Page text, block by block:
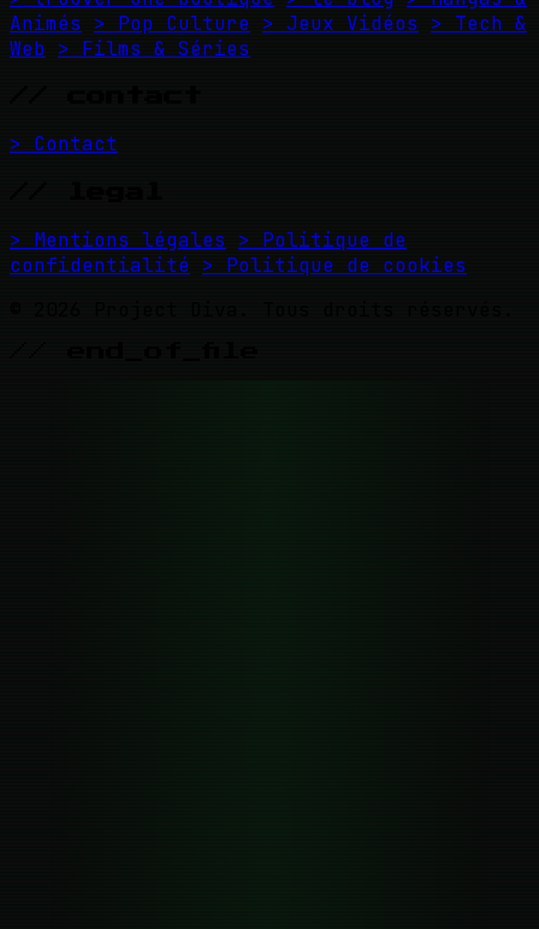
Animés
> Pop Culture > Jeux Vidéos
> Tech &
Web > Films & Séries
> Contact
> Mentions légales
> Politique de
confidentialité > Politique de cookies